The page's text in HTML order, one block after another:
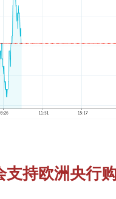
支持欧洲央行